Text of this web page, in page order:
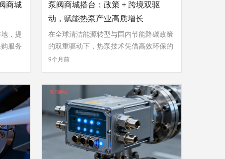
商城
，提
服务
泵阀商城搭台：政策 + 跨境双驱
动，赋能热泵产业高质增长
在全球清洁能源转型与国内节能降碳政策
的双重驱动下，热泵技术凭借高效环保的
...
»
9个月前